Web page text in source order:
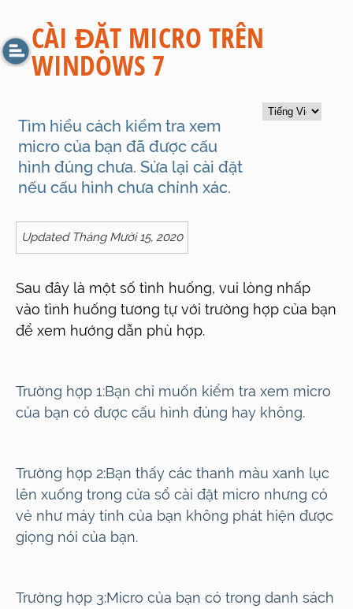
CÀI ĐẶT MICRO TRÊN
WINDOWS 7
Tìm hiểu cách kiểm tra xem
micro của bạn đã được cấu
hình đúng chưa. Sửa lại cài đặt
nếu cấu hình chưa chính xác.
Updated Tháng Mười 15, 2020
Sau đây là một số tình huống, vui lòng nhấp
vào tình huống tương tự với trường hợp của bạn
để xem hướng dẫn phù hợp.
Trường hợp 1:Bạn chỉ muốn kiểm tra xem micro
của bạn có được cấu hình đúng hay không.
Trường hợp 2:Bạn thấy các thanh màu xanh lục
lên xuống trong cửa sổ cài đặt micro nhưng có
vẻ như máy tính của bạn không phát hiện được
giọng nói của bạn.
Trường hợp 3:Micro của bạn có trong danh sách